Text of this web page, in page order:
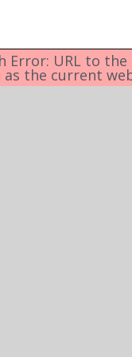
Ενότητες
Error: URL to
as the current